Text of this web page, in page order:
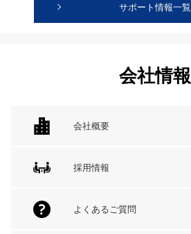
サポート情報一覧
会社情報
会社概要
採用情報
よくあるご質問